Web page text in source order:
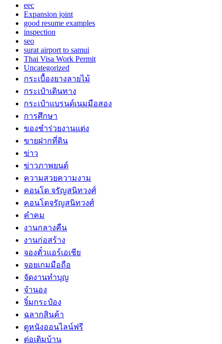
eec
Expansion joint
good resume examples
inspection
seo
surat airport to samui
Thai Visa Work Permit
Uncategorized
กระเบื้องยางลายไม้
กระเป๋าเดินทาง
กระเป๋าแบรนด์เนมมือสอง
การศึกษา
ของชำร่วยงานแต่ง
ขายฝากที่ดิน
ข่าว
ข่าวภาพยนต์
ความสวยความงาม
คอนโด จรัญสนิทวงศ์
คอนโดจรัญสนิทวงศ์
คำคม
งานกลางคืน
งานก่อสร้าง
จองตั๋วแอร์เอเชีย
จอยเกมมือถือ
จัดงานทำบุญ
จำนอง
จิ๋มกระป๋อง
ฉลากสินค้า
ดูหนังออนไลน์ฟรี
ต่อเติมบ้าน